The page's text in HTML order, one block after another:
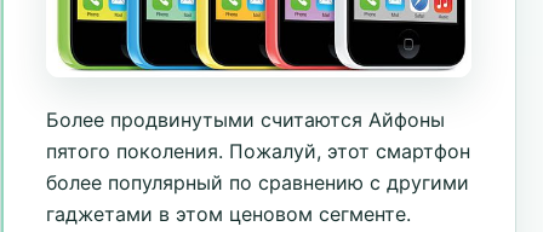
Более продвинутыми считаются Айфоны
пятого поколения. Пожалуй, этот смартфон
более популярный по сравнению с другими
гаджетами в этом ценовом сегменте.